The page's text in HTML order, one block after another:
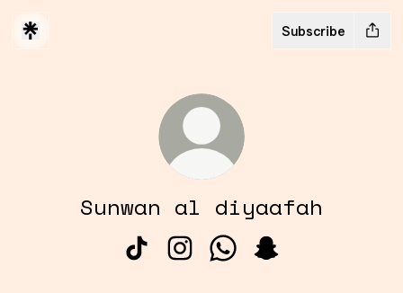
Subscribe
Sunwan al diyaafah
Sunwan al diyaafah TikTok
Sunwan al diyaafah
Sunwan al diyaafah